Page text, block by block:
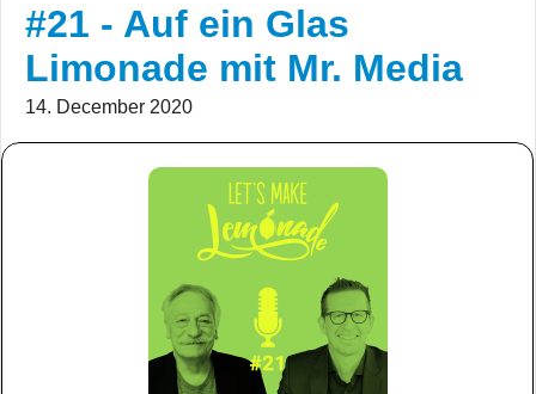
#21 - Auf ein Glas
Limonade mit Mr. Media
14. December 2020